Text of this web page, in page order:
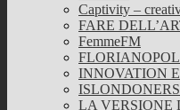
Captivity –
FARE
FemmeFM
INNOVATION
LA VERSIONE